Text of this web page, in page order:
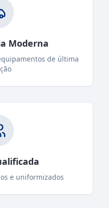
Moderna
de última
e uniformizados